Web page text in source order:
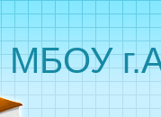
МБОУ